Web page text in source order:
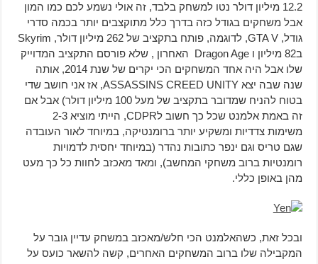
12.2 מיליון דולר נטו למשחק בלבד, זה אולי נשמע לכם כמו המון
אבל משחקים בגודל כזה בדרך כלל מתוקצבים יותר בכמה סדרי
גודל, GTA V, לדוגמה, פותח בתקציב של 262 מיליון דולר, Skyrim
ב82 מיליון ו Dragon Age האחרון , שלא פורסם התקציב המדוייק
שלו אבל היה אחד המשחקים הכי יקרים של שנת 2014, אותה
שנה שבה יצא ASSASSINS CREED UNITY, אז אני חושב שדי
בטוח להניח שמדובר בתקציב של מעל 100 מיליון דולר) אבל אם
זה באמת אלמנט שכל כך חשוב לCDPR, הייתי מוציא 2-3
משימות צדדיות ומשקיע יותר ברומנטיקה, במיוחד לאור העובדה
שגם טריס וגם ינפר כתובות נהדר (במיוחד יחסית לדמויות
רומנטיות ברוב משחקי המחשב), ומאד מאכזב לחוות כל כך מעט
מהן באופן כללי.
ובכל זאת, כשהאלמנט הכי חלש/מאכזב במשחק עדיין גובר על
המקבילה שלו ברוב המשחקים האחרים, קשה להשאר כועס על